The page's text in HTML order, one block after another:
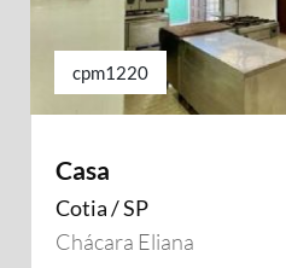
cpm1220
Casa
Cotia / SP
Chácara Eliana